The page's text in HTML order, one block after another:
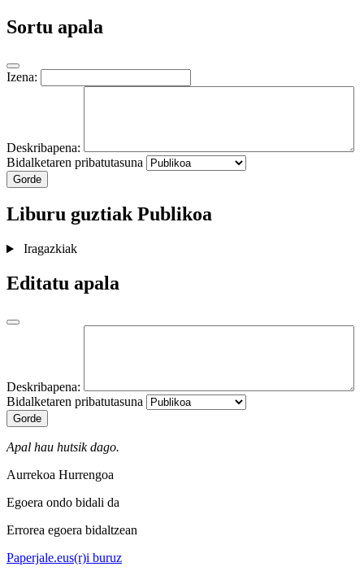
Sortu apala
Izena:
Deskribapena:
Bidalketaren pribatutasuna
Gorde
Liburu guztiakPublikoa
Iragazkiak
Editatu apala
Deskribapena:
Bidalketaren pribatutasuna
Gorde
Apal hau hutsik dago.
Aurrekoa Hurrengoa
Egoera ondo bidali da
Errorea egoera bidaltzean
Paperjale.eus(r)i buruz